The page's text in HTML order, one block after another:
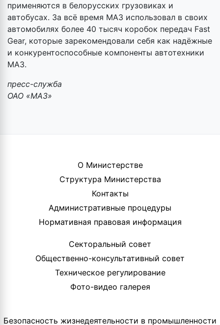
применяются в белорусских грузовиках и
автобусах. За всё время МАЗ использовал в своих
автомобилях более 40 тысяч коробок передач Fast
Gear, которые зарекомендовали себя как надёжные
и конкурентоспособные компоненты автотехники
МАЗ.
пресс-служба
ОАО «МАЗ»
О Министерстве
Структура Министерства
Контакты
Административные процедуры
Нормативная правовая информация
Секторальный совет
Общественно-консультативный совет
Техническое регулирование
Фото-видео галерея
Безопасность жизнедеятельности в промышленности